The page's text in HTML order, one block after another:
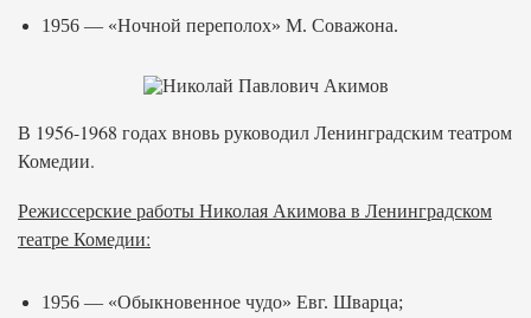
1956 — «Ночной переполох» М. Соважона.
В 1956-1968 годах вновь руководил Ленинградским театром
Комедии.
Режиссерские работы Николая Акимова в Ленинградском
театре Комедии:
1956 — «Обыкновенное чудо» Евг. Шварца;